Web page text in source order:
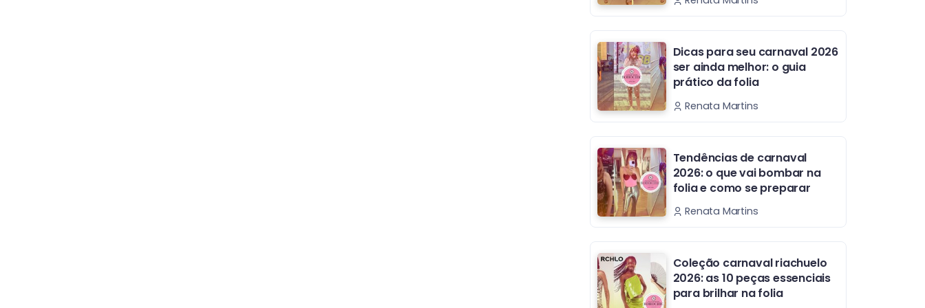
Dicas para seu carnaval 2026
ser ainda melhor: o guia
prático da folia
Renata Martins
Tendências de carnaval
2026: o que vai bombar na
folia e como se preparar
Renata Martins
Coleção carnaval riachuelo
2026: as 10 peças essenciais
para brilhar na folia